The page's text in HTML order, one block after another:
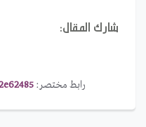
شارك المقال:
رابط مختصر: